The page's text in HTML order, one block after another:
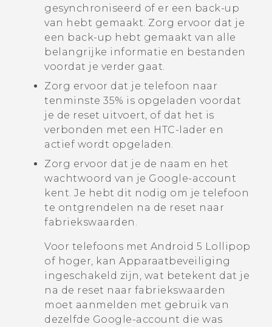
gesynchroniseerd of er een back-up
van hebt gemaakt. Zorg ervoor dat je
een back-up hebt gemaakt van alle
belangrijke informatie en bestanden
voordat je verder gaat.
Zorg ervoor dat je telefoon naar
tenminste 35% is opgeladen voordat
je de reset uitvoert, of dat het is
verbonden met een HTC-lader en
actief wordt opgeladen.
Zorg ervoor dat je de naam en het
wachtwoord van je Google-account
kent. Je hebt dit nodig om je telefoon
te ontgrendelen na de reset naar
fabriekswaarden.
Voor telefoons met Android 5 Lollipop
of hoger, kan Apparaatbeveiliging
ingeschakeld zijn, wat betekent dat je
na de reset naar fabriekswaarden
moet aanmelden met gebruik van
dezelfde Google-account die was